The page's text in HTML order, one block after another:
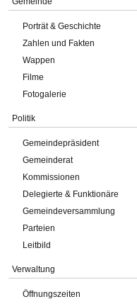
Porträt & Geschichte
Zahlen und Fakten
Wappen
Filme
Fotogalerie
Politik
Gemeindepräsident
Gemeinderat
Kommissionen
Delegierte & Funktionäre
Gemeindeversammlung
Parteien
Leitbild
Verwaltung
Öffnungszeiten